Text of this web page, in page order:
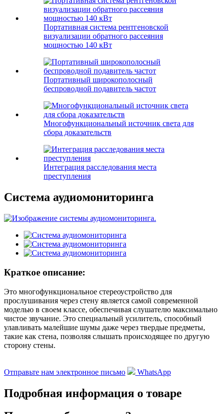
Портативная система рентгеновской
визуализации обратного рассеяния
мощностью 140 кВт
Портативный широкополосный
беспроводной подавитель частот
Многофункциональный источник света для
сбора доказательств
Интеграция расследования места
преступления
Система аудиомониторинга
Краткое описание:
Это многофункциональное стереоустройство для
прослушивания через стену является самой современной
моделью в своем классе, обеспечивая слушателю максимально
чистое звучание. Это специальный усилитель, способный
улавливать малейшие шумы даже через твердые предметы,
такие как стена, позволяя слышать происходящее по другую
сторону стены.
Отправьте нам электронное письмо WhatsApp
Подробная информация о товаре